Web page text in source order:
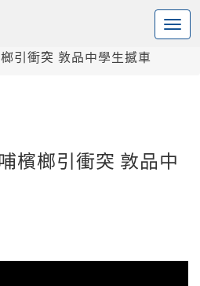
引衝突 敦品中學生撼車
檳榔引衝突 敦品中